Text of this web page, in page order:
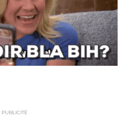
PUBLICITÉ